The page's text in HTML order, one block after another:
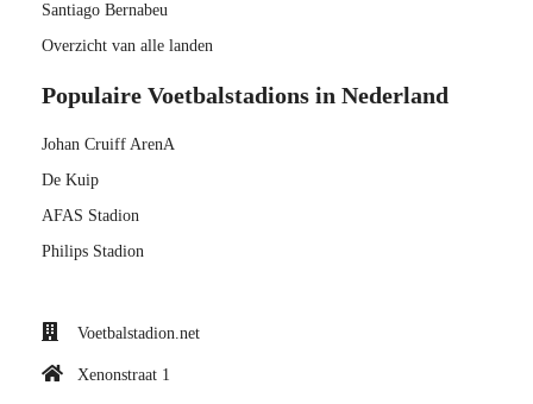
Santiago Bernabeu
Overzicht van alle landen
Populaire Voetbalstadions in Nederland
Johan Cruiff ArenA
De Kuip
AFAS Stadion
Philips Stadion
Voetbalstadion.net
Xenonstraat 1